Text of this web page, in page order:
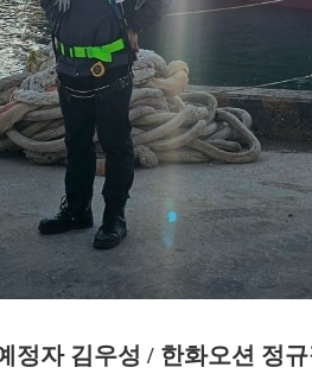
정자 김우성 / 한화오션 정규